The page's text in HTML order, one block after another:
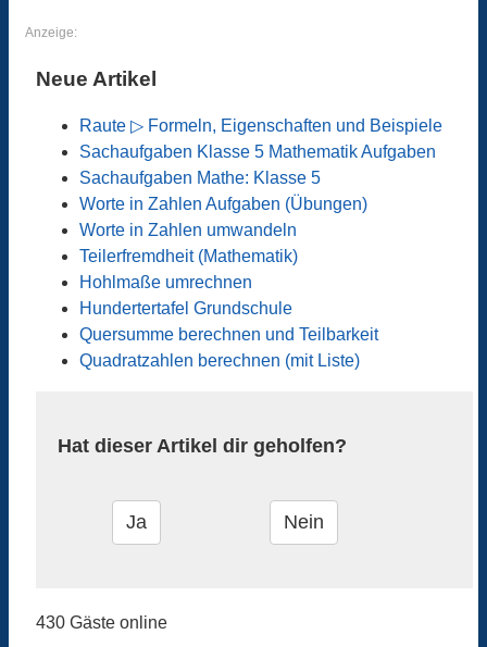
Anzeige:
Neue Artikel
Raute ▷ Formeln, Eigenschaften und Beispiele
Sachaufgaben Klasse 5 Mathematik Aufgaben
Sachaufgaben Mathe: Klasse 5
Worte in Zahlen Aufgaben (Übungen)
Worte in Zahlen umwandeln
Teilerfremdheit (Mathematik)
Hohlmaße umrechnen
Hundertertafel Grundschule
Quersumme berechnen und Teilbarkeit
Quadratzahlen berechnen (mit Liste)
Hat dieser Artikel dir geholfen?
430 Gäste online